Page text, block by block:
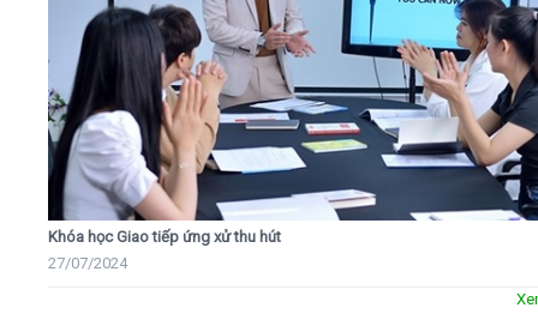
Khóa học Giao tiếp ứng xử thu hút
27/07/2024